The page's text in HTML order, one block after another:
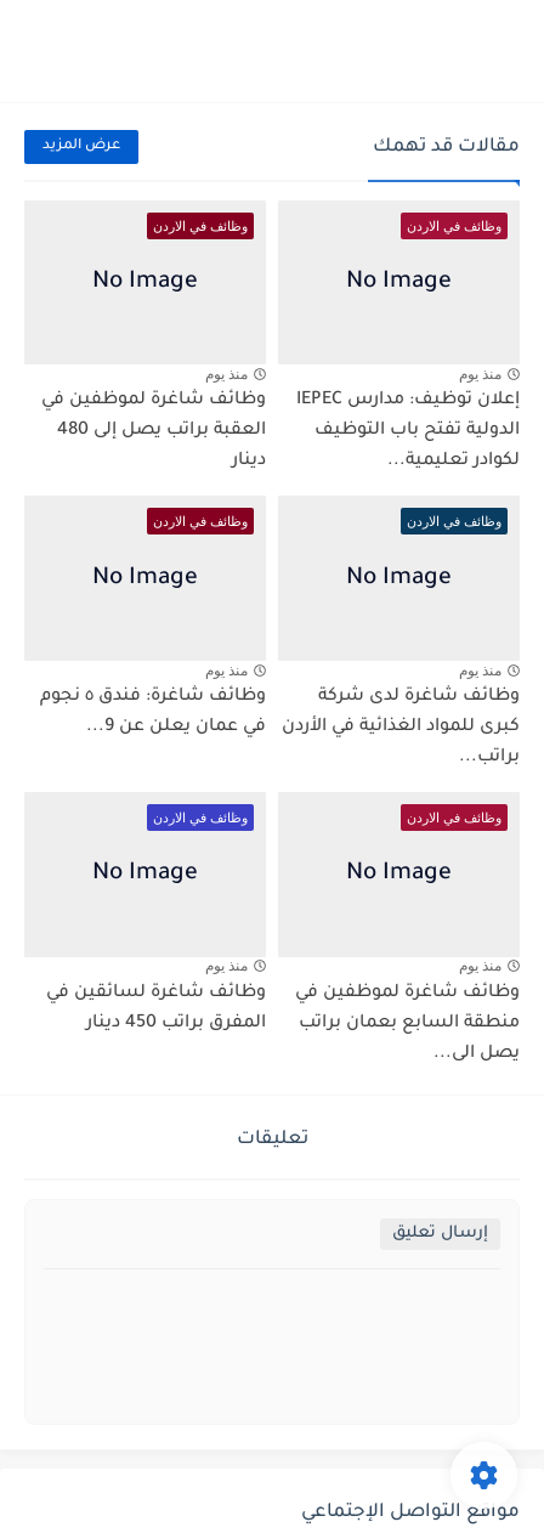
مقالات قد تهمك عرض المزيد
وظائف في الاردن
منذ يوم
إعلان توظيف: مدارس IEPEC
الدولية تفتح باب التوظيف
لكوادر تعليمية...
وظائف في الاردن
منذ يوم
وظائف شاغرة لموظفين في
العقبة براتب يصل إلى 480
دينار
وظائف في الاردن
منذ يوم
وظائف شاغرة لدى شركة
كبرى للمواد الغذائية في الأردن
براتب...
وظائف في الاردن
منذ يوم
وظائف شاغرة: فندق ٥ نجوم
في عمان يعلن عن 9...
وظائف في الاردن
منذ يوم
وظائف شاغرة لموظفين في
منطقة السابع بعمان براتب
يصل الى...
وظائف في الاردن
منذ يوم
وظائف شاغرة لسائقين في
المفرق براتب 450 دينار
تعليقات
إرسال تعليق
مواقع التواصل الإجتماعي